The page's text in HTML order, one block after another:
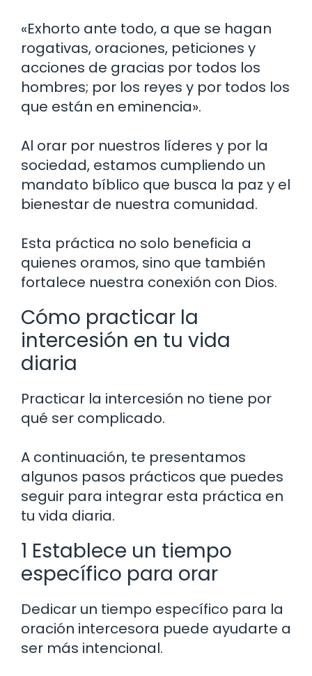
«Exhorto ante todo, a que se hagan
rogativas, oraciones, peticiones y
acciones de gracias por todos los
hombres; por los reyes y por todos los
que están en eminencia».
Al orar por nuestros líderes y por la
sociedad, estamos cumpliendo un
mandato bíblico que busca la paz y el
bienestar de nuestra comunidad.
Esta práctica no solo beneficia a
quienes oramos, sino que también
fortalece nuestra conexión con Dios.
Cómo practicar la
intercesión en tu vida
diaria
Practicar la intercesión no tiene por
qué ser complicado.
A continuación, te presentamos
algunos pasos prácticos que puedes
seguir para integrar esta práctica en
tu vida diaria.
1 Establece un tiempo
específico para orar
Dedicar un tiempo específico para la
oración intercesora puede ayudarte a
ser más intencional.